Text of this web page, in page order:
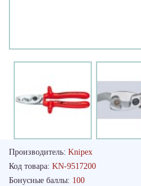
Производитель: Knipex
Код товара: KN-9517200
Бонусные баллы: 100